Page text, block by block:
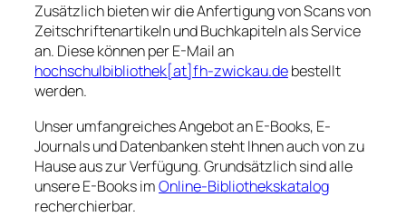
Zusätzlich bieten wir die Anfertigung von Scans von
Zeitschriftenartikeln und Buchkapiteln als Service
an. Diese können per E-Mail an
hochschulbibliothek[at]fh-zwickau.debestellt
werden.
Unser umfangreiches Angebot an E-Books, E-
Journals und Datenbanken steht Ihnen auch von zu
Hause aus zur Verfügung. Grundsätzlich sind alle
unsere E-Books imOnline-Bibliothekskatalog
recherchierbar.